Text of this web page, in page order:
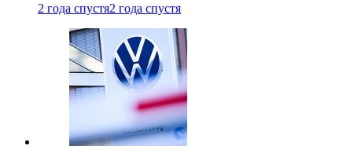
2 года спустя2 года спустя